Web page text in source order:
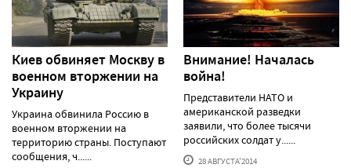
Киев обвиняет Москву в
военном вторжении на
Украину
Украина обвинила Россию в
военном вторжении на
территорию страны. Поступают
сообщения, ч......
Внимание! Началась
война!
Представители НАТО и
американской разведки
заявили, что более тысячи
российских солдат у......
28 АВГУСТА'2014